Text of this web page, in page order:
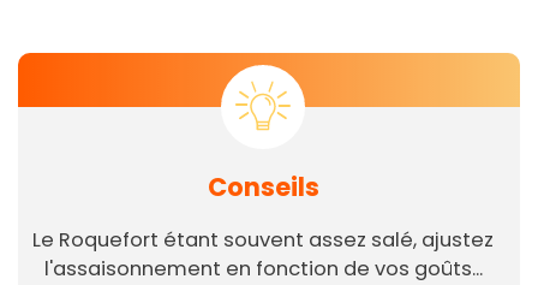
Conseils
Le Roquefort étant souvent assez salé, ajustez
l'assaisonnement en fonction de vos goûts...